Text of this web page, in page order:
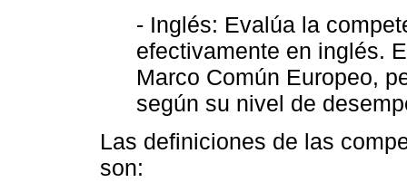
- Inglés: Evalúa la
efectivamente en inglés.
Marco Común Europeo,
según su nivel de
Las definiciones de las
son: